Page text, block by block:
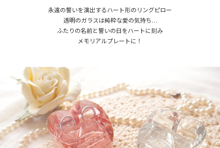
永遠の誓いを演出するハート形のリングピロー
透明のガラスは純粋な愛の気持ち…
ふたりの名前と誓いの日をハートに刻み
メモリアルプレートに！